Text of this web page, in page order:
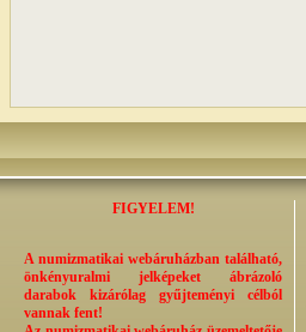
FIGYELEM!
A numizmatikai webáruházban található,
önkényuralmi jelképeket ábrázoló
darabok kizárólag gyűjteményi célból
vannak fent!